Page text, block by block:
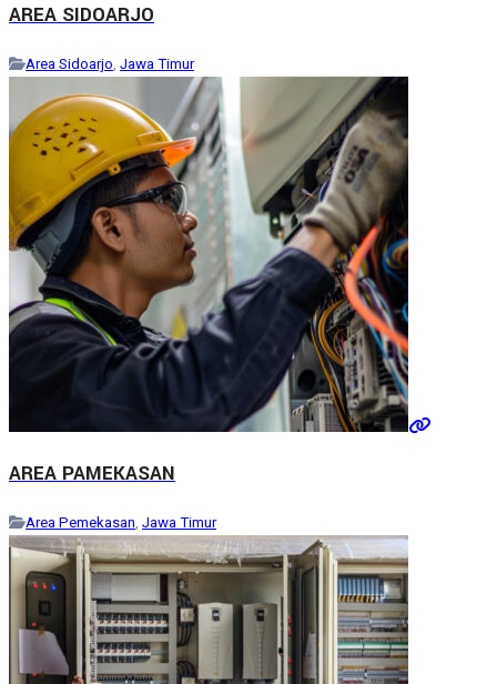
AREA SIDOARJO
Area Sidoarjo, Jawa Timur
AREA PAMEKASAN
Area Pemekasan Jawa Timur